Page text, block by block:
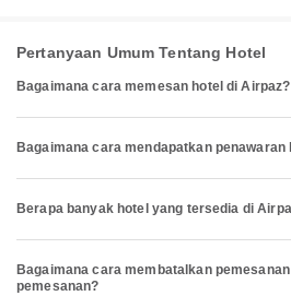
Pertanyaan Umum Tentang Hotel
Bagaimana cara memesan hotel di Airpaz?
Bagaimana cara mendapatkan penawaran
Berapa banyak hotel yang tersedia di
Bagaimana cara membatalkan
pemesanan?